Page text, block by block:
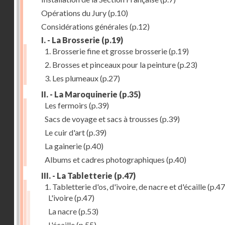
Opérations du Jury(p.10)
Considérations générales (p.12)
I. - La Brosserie (p.19)
1. Brosserie fine et grosse brosserie(p.19)
2. Brosses et pinceaux pour la peinture(p.23)
3. Les plumeaux(p.27)
II. - La Maroquinerie (p.35)
Les fermoirs (p.39)
Sacs de voyage et sacs à trousses (p.39)
Le cuir d'art(p.39)
La gainerie(p.40)
Albums et cadres photographiques (p.40)
III. - La Tabletterie (p.47)
1. Tabletterie d'os, d'ivoire, de nacre et d'écaille
L'ivoire(p.47)
La nacre(p.53)